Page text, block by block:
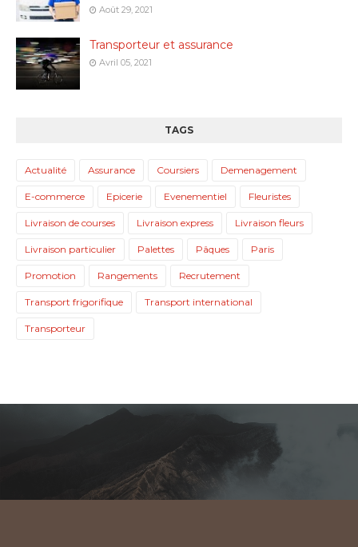
Août 29, 2021
Transporteur et assurance
Avril 05, 2021
TAGS
Actualité Assurance Coursiers Demenagement
E-commerce Epicerie Evenementiel Fleuristes
Livraison de courses Livraison express Livraison fleurs
Livraison particulier Palettes Pâques Paris
Promotion Rangements Recrutement
Transport frigorifique Transport international
Transporteur